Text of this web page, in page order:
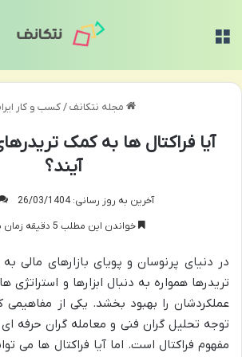
مجله نتکانف/کسب و کار
آیا فراکتال ها به کمک
آیند؟
آخرین به روز رسانی: 26/03/1404
خواندن این مطلب 5 دقیقه زمان میبرد
در دنیای پرنوسان و پویای بازارهای مالی
تریدرها همواره به دنبال ابزارها و استراتژی
عملکردشان را بهبود بخشد. یکی از
توجه تحلیل گران فنی و معامله گران حرفه
مفهوم فراکتال است. اما آیا فراکتال ها می